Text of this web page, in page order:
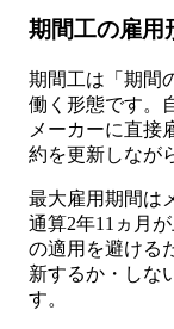
期間工の雇用
期間工は「期間
働く形態です。
メーカーに直接
約を更新しなが
最大雇用期間は
通算2年11ヵ月
の適用を避ける
新するか・しな
す。